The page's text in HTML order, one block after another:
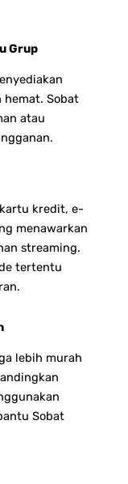
Grup
hemat. Sobat
atau
kredit, e-
menawarkan
streaming.
tertentu
lebih murah
Sobat